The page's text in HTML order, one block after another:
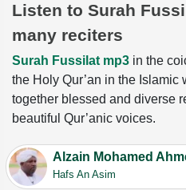
Listen to Surah
many reciters
Surah Fussilat mp3 in the
the Holy Qur’an in the Islamic
together blessed and diverse
beautiful Qur’anic voices.
Alzain Mohamed
Hafs An Asim